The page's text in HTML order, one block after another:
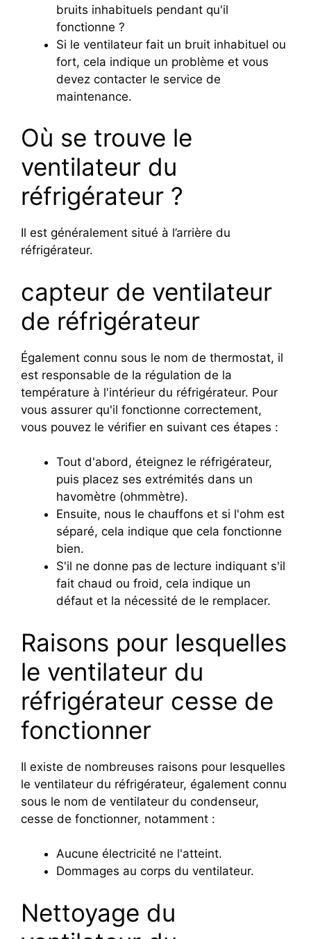
bruits inhabituels pendant qu'il
fonctionne ?
Si le ventilateur fait un bruit inhabituel ou
fort, cela indique un problème et vous
devez contacter le service de
maintenance.
Où se trouve le
ventilateur du
réfrigérateur ?
Il est généralement situé à l’arrière du
réfrigérateur.
capteur de ventilateur
de réfrigérateur
Également connu sous le nom de thermostat, il
est responsable de la régulation de la
température à l'intérieur du réfrigérateur. Pour
vous assurer qu'il fonctionne correctement,
vous pouvez le vérifier en suivant ces étapes :
Tout d'abord, éteignez le réfrigérateur,
puis placez ses extrémités dans un
havomètre (ohmmètre).
Ensuite, nous le chauffons et si l'ohm est
séparé, cela indique que cela fonctionne
bien.
S'il ne donne pas de lecture indiquant s'il
fait chaud ou froid, cela indique un
défaut et la nécessité de le remplacer.
Raisons pour lesquelles
le ventilateur du
réfrigérateur cesse de
fonctionner
Il existe de nombreuses raisons pour lesquelles
le ventilateur du réfrigérateur, également connu
sous le nom de ventilateur du condenseur,
cesse de fonctionner, notamment :
Aucune électricité ne l'atteint.
Dommages au corps du ventilateur.
Nettoyage du